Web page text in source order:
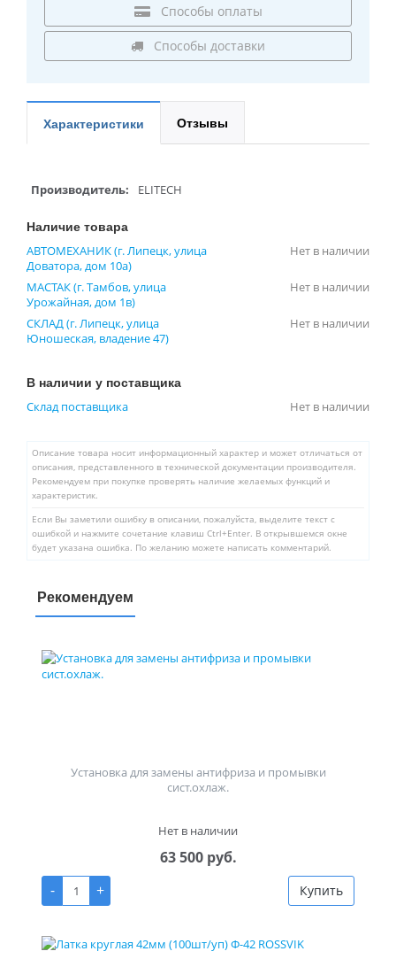
Способы оплаты
Способы доставки
Характеристики Отзывы
Производитель: ELITECH
Наличие товара
АВТОМЕХАНИК (г. Липецк, улица
Доватора, дом 10а)
Нет в наличии
МАСТАК (г. Тамбов, улица
Урожайная, дом 1в)
Нет в наличии
СКЛАД (г. Липецк, улица
Юношеская, владение 47)
Нет в наличии
В наличии у поставщика
Склад поставщика Нет в наличии
Описание товара носит информационный характер и может отличаться от
описания, представленного в технической документации производителя.
Рекомендуем при покупке проверять наличие желаемых функций и
характеристик.
Если Вы заметили ошибку в описании, пожалуйста, выделите текст с
ошибкой и нажмите сочетание клавиш Ctrl+Enter. В открывшемся окне
будет указана ошибка. По желанию можете написать комментарий.
Рекомендуем
Установка для замены антифриза и промывки
сист.охлаж.
Нет в наличии
63 500 руб.
-
+ Купить